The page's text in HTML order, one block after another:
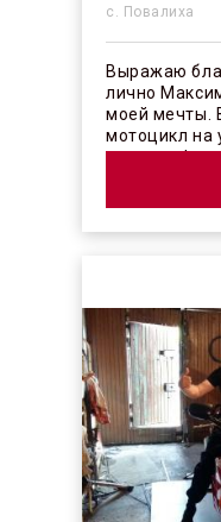
с. Повалиха
Выражаю
лично
моей мечты.
мотоцикл на
отличное! ...